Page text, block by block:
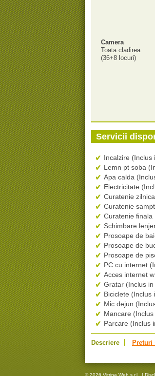
Camera
Toata cladirea
(36+8 locuri)
Servicii
Incalzire (Inclus
Lemn pt soba
Apa calda
Electricitate
Curatenie
Curatenie
Curatenie finala
Schimbare
Prosoape de
Prosoape de
Prosoape de
PC cu internet
Acces internet
Gratar (Inclus in
Biciclete (Inclus
Mic dejun
Mancare
Parcare (Inclus
Descriere Preturi
© 2026 Vitrina Web s.r.l. |